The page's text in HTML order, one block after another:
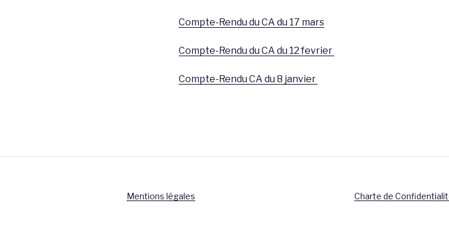
Compte-Rendu du CA du 17 mars
Compte-Rendu du CA du 12 fevrier
Compte-Rendu CA du 8 janvier
Mentions légales Charte de